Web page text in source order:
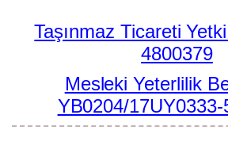
Taşınmaz Ticareti
4800379
Mesleki Yeterlilik
YB0204/